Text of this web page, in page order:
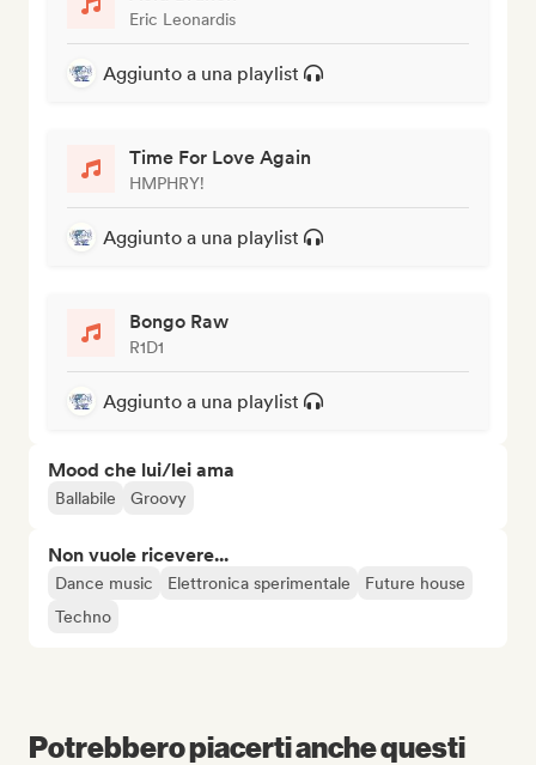
Eric Leonardis
Aggiunto a una playlist
Time For Love Again
HMPHRY!
Aggiunto a una playlist
Bongo Raw
R1D1
Aggiunto a una playlist
Mood che lui/lei ama
Ballabile Groovy
Non vuole ricevere...
Dance music Elettronica sperimentale
Future house
Techno
Potrebbero piacerti anche questi